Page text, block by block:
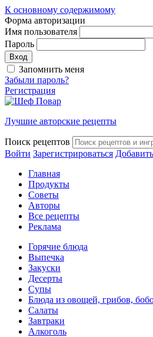
К основному содержимому
Форма авторизации
Имя пользователя
Пароль
Запомнить меня
Забыли пароль?
Регистрация
Лучшие авторские рецепты
Поиск рецептов
Войти Зарегистрироваться
Главная
Продукты
Советы
Авторы
Все рецепты
Реклама
Горячие блюда
Выпечка
Закуски
Десерты
Супы
Блюда из овощей, грибов,
Салаты
Завтраки
Алкоголь